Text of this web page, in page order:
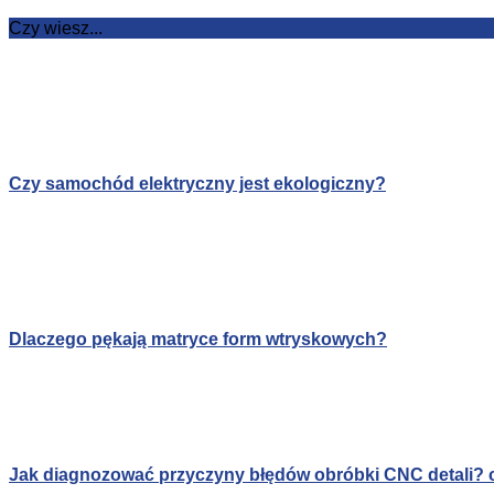
Czy wiesz...
Czy samochód elektryczny jest ekologiczny?
Dlaczego pękają matryce form wtryskowych?
Jak diagnozować przyczyny błędów obróbki CNC detali?